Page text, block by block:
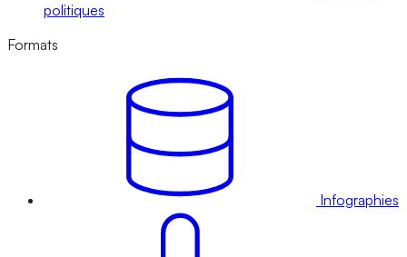
politiques
Formats
Infographies